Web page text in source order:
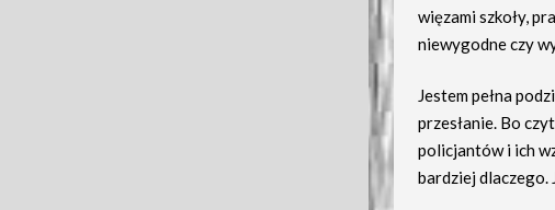
więzami szkoły,
niewygodne czy
Jestem pełna
przesłanie. Bo
policjantów i ich
bardziej dlaczego.